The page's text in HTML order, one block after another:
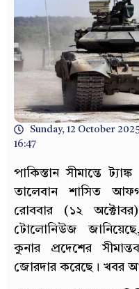
Sunday, 12 October
16:47
পাকিস্তান সীমান্তে
তালেবান শাসিত
রোববার (১২
টোলোনিউজ
কুনার প্রদেশের
জোরদার করেছে। খবর